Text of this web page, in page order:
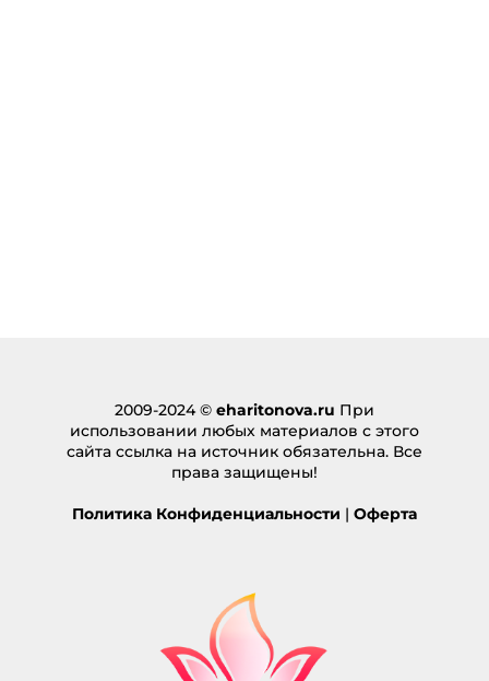
2009-2024 © eharitonova.ru При
использовании любых материалов с этого
сайта ссылка на источник обязательна. Все
права защищены!
Политика Конфиденциальности | Оферта